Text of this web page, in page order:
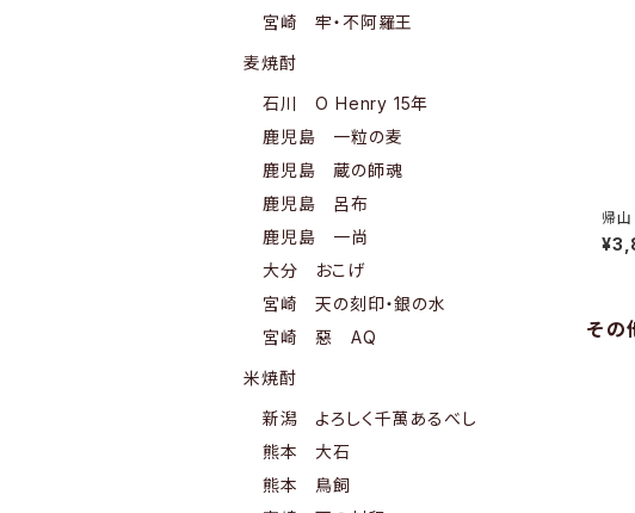
帰
その
宮崎 牢・不阿羅王
麦焼酎
石川 O Henry 15年
鹿児島 一粒の麦
鹿児島 蔵の師魂
鹿児島 呂布
鹿児島 一尚
大分 おこげ
宮崎 天の刻印・銀の水
宮崎 惡 AQ
米焼酎
新潟 よろしく千萬あるべし
熊本 大石
熊本 鳥飼